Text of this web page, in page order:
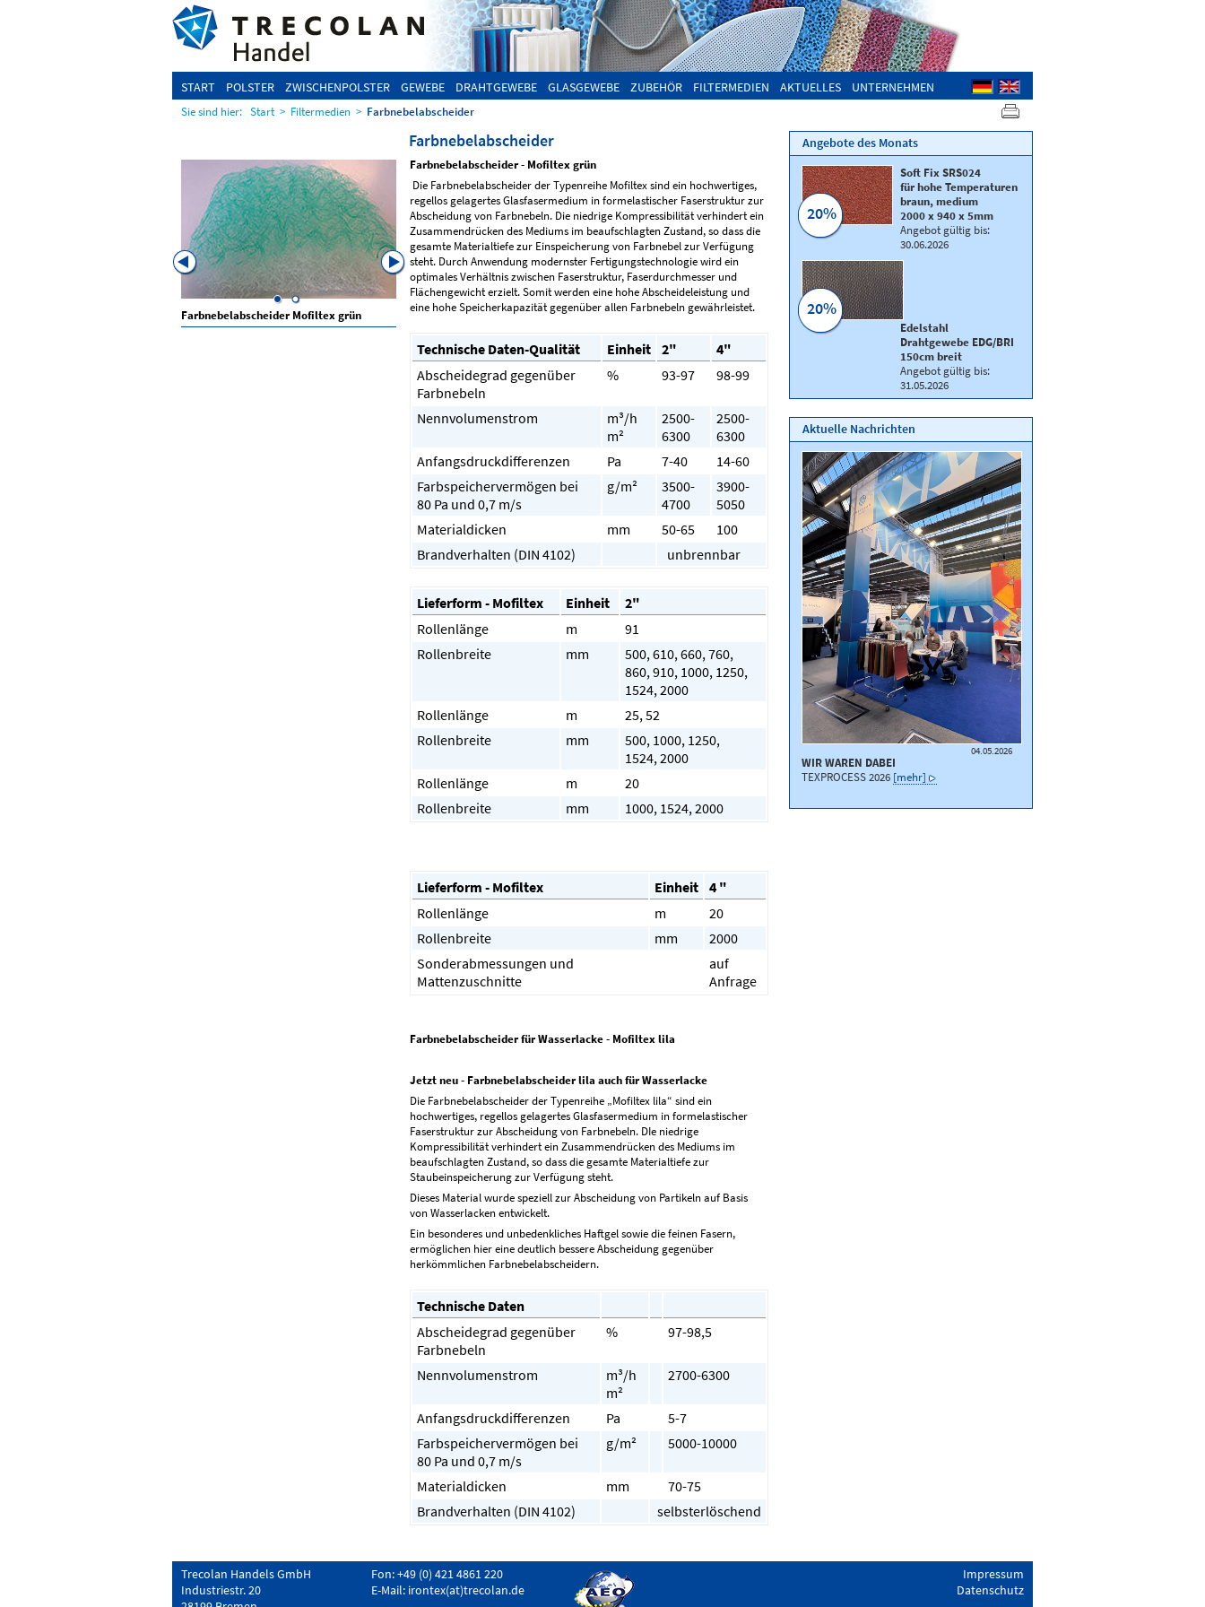
START POLSTER ZWISCHENPOLSTER GEWEBE DRAHTGEWEBE GLASGEWEBE ZUBEHÖR FILTERMEDIEN AKTUELLES UNTERNEHMEN
Sie sind hier: Start > Filtermedien > Farbnebelabscheider
Farbnebelabscheider
Farbnebelabscheider - Mofiltex grün
Die Farbnebelabscheider der Typenreihe Mofiltex sind ein hochwertiges,
regellos gelagertes Glasfasermedium in formelastischer Faserstruktur zur
Abscheidung von Farbnebeln. Die niedrige Kompressibilität verhindert ein
Zusammendrücken des Mediums im beaufschlagten Zustand, so dass die
gesamte Materialtiefe zur Einspeicherung von Farbnebel zur Verfügung
steht. Durch Anwendung modernster Fertigungstechnologie wird ein
optimales Verhältnis zwischen Faserstruktur, Faserdurchmesser und
Flächengewicht erzielt. Somit werden eine hohe Abscheideleistung und
eine hohe Speicherkapazität gegenüber allen Farbnebeln gewährleistet.
Technische Daten-Qualität Einheit 2"
4"
Abscheidegrad gegenüber
Farbnebeln
% 93-97 98-99
Nennvolumenstrom
m³/h
m²
2500-
6300
2500-
6300
Anfangsdruckdifferenzen
Pa 7-40
14-60
Farbspeichervermögen bei
80 Pa und 0,7 m/s
g/m²
3500-
4700
3900-
5050
Materialdicken
mm 50-65
100
Brandverhalten (DIN 4102)
unbrennbar
Lieferform - Mofiltex Einheit
2"
Rollenlänge
m
91
Rollenbreite
mm
500, 610, 660, 760,
860, 910, 1000, 1250,
1524, 2000
Rollenlänge
m
25, 52
Rollenbreite
mm
500, 1000, 1250,
1524, 2000
Rollenlänge
m
20
Rollenbreite
mm 1000, 1524, 2000
Lieferform - Mofiltex Einheit 4 "
Rollenlänge
m
20
Rollenbreite
mm
2000
Sonderabmessungen und
Mattenzuschnitte
auf
Anfrage
Farbnebelabscheider für Wasserlacke - Mofiltex lila
Jetzt neu - Farbnebelabscheider lila auch für Wasserlacke
Die Farbnebelabscheider der Typenreihe „Mofiltex lila“ sind ein
hochwertiges, regellos gelagertes Glasfasermedium in formelastischer
Faserstruktur zur Abscheidung von Farbnebeln. DIe niedrige
Kompressibilität verhindert ein Zusammendrücken des Mediums im
beaufschlagten Zustand, so dass die gesamte Materialtiefe zur
Staubeinspeicherung zur Verfügung steht.
Dieses Material wurde speziell zur Abscheidung von Partikeln auf Basis
von Wasserlacken entwickelt.
Ein besonderes und unbedenkliches Haftgel sowie die feinen Fasern,
ermöglichen hier eine deutlich bessere Abscheidung gegenüber
herkömmlichen Farbnebelabscheidern.
Technische Daten
Abscheidegrad gegenüber
Farbnebeln
% 97-98,5
Nennvolumenstrom
m³/h
m²
2700-6300
Anfangsdruckdifferenzen Pa
5-7
Farbspeichervermögen bei
80 Pa und 0,7 m/s
g/m² 5000-10000
Materialdicken mm
70-75
Brandverhalten (DIN 4102)
selbsterlöschend
Farbnebelabscheider Mofiltex grün
Farbnebelabscheider Mofiltex lila - für
Farbnebelabscheider Mofiltex grün
Angebote des Monats
Soft Fix SRS024
für hohe Temperaturen
braun, medium
2000 x 940 x 5mm
Angebot gültig bis:
30.06.2026
20%
Edelstahl
Drahtgewebe EDG/BRI
150cm breit
Angebot gültig bis:
31.05.2026
20%
Aktuelle Nachrichten
04.05.2026
WIR WAREN DABEI
TEXPROCESS 2026 [mehr]
Trecolan Handels GmbH
Industriestr. 20
Fon: +49 (0) 421 4861 220
E-Mail: irontex(at)trecolan.de
Impressum
Datenschutz